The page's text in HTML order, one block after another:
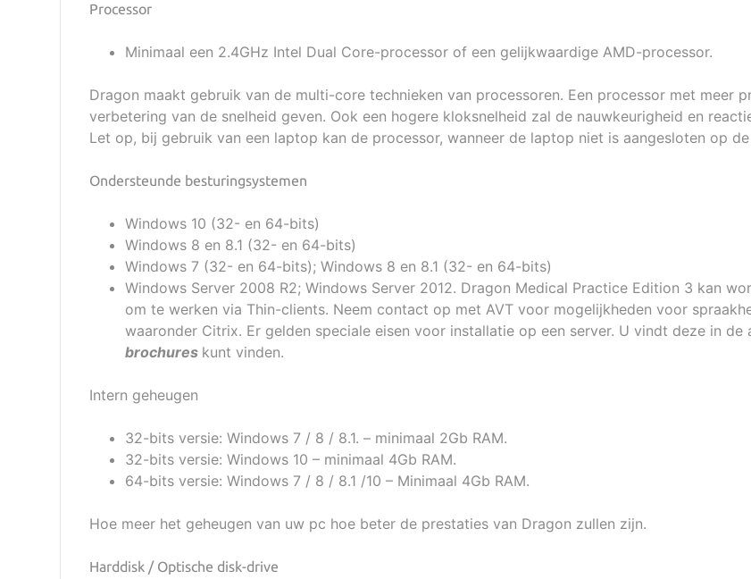
Processor
Minimaal een 2.4GHz Intel Dual Core-processor of een gelijkwaardige AMD-processor.
Dragon maakt gebruik van de multi-core technieken van processoren. Een processor met meer
verbetering van de snelheid geven. Ook een hogere kloksnelheid zal de nauwkeurigheid en
Let op, bij gebruik van een laptop kan de processor, wanneer de laptop niet is aangesloten op
Ondersteunde besturingsystemen
Windows 10 (32- en 64-bits)
Windows 8 en 8.1 (32- en 64-bits)
Windows 7 (32- en 64-bits); Windows 8 en 8.1 (32- en 64-bits)
Windows Server 2008 R2; Windows Server 2012. Dragon Medical Practice Edition 3 kan
om te werken via Thin-clients. Neem contact op met AVT voor mogelijkheden voor
waaronder Citrix. Er gelden speciale eisen voor installatie op een server. U vindt deze in
brochures kunt vinden.
Intern geheugen
32-bits versie: Windows 7 / 8 / 8.1. – minimaal 2Gb RAM.
32-bits versie: Windows 10 – minimaal 4Gb RAM.
64-bits versie: Windows 7 / 8 / 8.1 /10 – Minimaal 4Gb RAM.
Hoe meer het geheugen van uw pc hoe beter de prestaties van Dragon zullen zijn.
Harddisk / Optische disk-drive